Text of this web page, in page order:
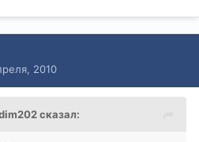
2010
сказал: